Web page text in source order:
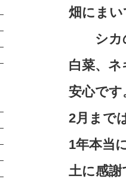
畑にまい
シカの
白菜、ネ
安心です
2月まで
1年本当
土に感謝